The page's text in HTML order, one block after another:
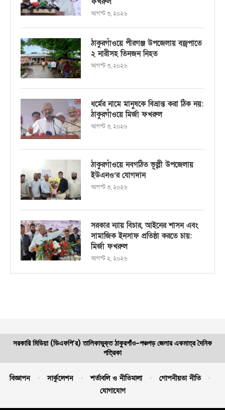
আগস্ট ৩, ২০২৬
ঠাকুরগাঁওয়ে পীরগঞ্জ উপজেলায় বজ্রপাতে
২ নারীসহ তিনজন নিহত
আগস্ট ৩, ২০২৬
ধর্মের নামে মানুষকে বিভ্রান্ত করা ঠিক নয়:
ঠাকুরগাঁওয়ে মির্জা ফখরুল
আগস্ট ৩, ২০২৬
ঠাকুরগাঁওয়ে নবগঠিত ভূল্লী উপজেলায়
ইউএনও’র যোগদান
আগস্ট ৩, ২০২৬
সরকার ন্যায় বিচার, আইনের শাসন এবং
সামাজিক ইনসাফ প্রতিষ্ঠা করতে চায়:
মির্জা ফখরুল
আগস্ট ২, ২০২৬
সরকারি মিডিয়া (ডিএফপি’র) তালিকাভুক্ত ঠাকুরগাঁও-পঞ্চগড় জেলার একমাত্র দৈনিক
পত্রিকা
বিজ্ঞাপন সার্কুলেশন শর্তাবলি ও নীতিমালা
গোপনীয়তা নীতি
যোগাযোগ